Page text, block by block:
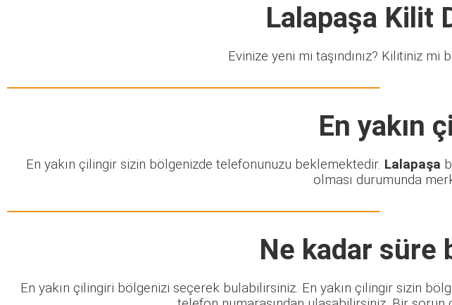
Lalapaşa Kilit
Evinize yeni mi taşındınız? Kilitiniz mi
En yakın
En yakın çilingir sizin bölgenizde telefonunuzu beklemektedir. Lalapaşa
olması durumunda
Ne kadar süre
En yakın çilingiri bölgenizi seçerek bulabilirsiniz. En yakın çilingir sizin